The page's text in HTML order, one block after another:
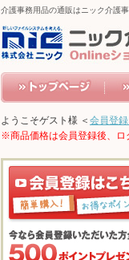
介護事務用品の通販はニック介護
ようこそゲスト様 ＜ 会員登
※商品価格は会員登録後、ロ